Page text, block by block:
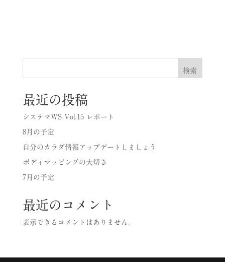
検索
最近の投稿
システマWS Vol.15 レポート
8月の予定
自分のカラダ情報アップデートしましょう
ボディマッピングの大切さ
7月の予定
最近のコメント
表示できるコメントはありません。